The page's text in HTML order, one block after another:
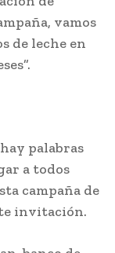
vamos
de leche en
palabras
a todos
campaña de
invitación.